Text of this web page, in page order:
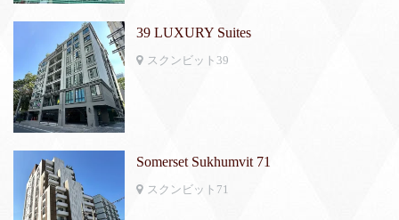
39 LUXURY Suites
スクンビット39
Somerset Sukhumvit 71
スクンビット71